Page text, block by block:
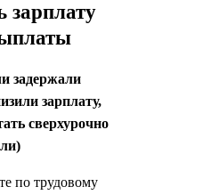
зарплату
задержали
зарплату,
сверхурочно
по трудовому